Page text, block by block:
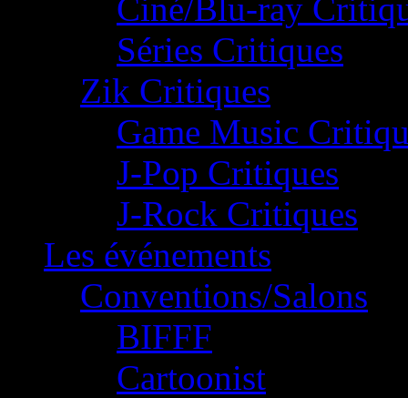
Ciné/Blu-ray
Séries Critiques
Zik Critiques
Game Music
J-Pop Critiques
J-Rock Critiques
Les événements
Conventions/Salons
BIFFF
Cartoonist